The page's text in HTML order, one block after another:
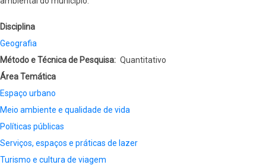
Disciplina
Geografia
Método e Técnica de Pesquisa
Quantitativo
Área Temática
Espaço urbano
Meio ambiente e qualidade de vida
Políticas públicas
Serviços, espaços e práticas de lazer
Turismo e cultura de viagem